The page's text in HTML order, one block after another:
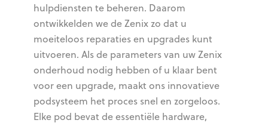
hulpdiensten te beheren. Daarom
ontwikkelden we de Zenix zo dat u
moeiteloos reparaties en upgrades kunt
uitvoeren. Als de parameters van uw Zenix
onderhoud nodig hebben of u klaar bent
voor een upgrade, maakt ons innovatieve
podsysteem het proces snel en zorgeloos.
Elke pod bevat de essentiële hardware,